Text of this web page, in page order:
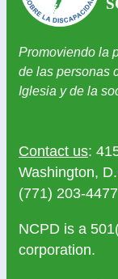
Promoviendo la
de las personas
Iglesia y de la
Contact us:
Washington,
(771) 203-4477
NCPD is a
corporation.